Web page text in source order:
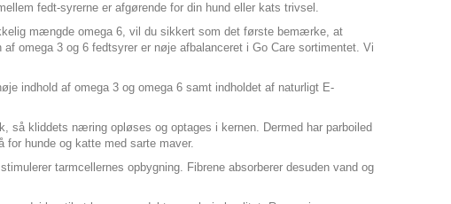
fedt-syrerne er afgørende for din hund eller kats trivsel.
mængde omega 6, vil du sikkert som det første bemærke, at
omega 3 og 6 fedtsyrer er nøje afbalanceret i Go Care sortimentet. Vi
indhold af omega 3 og omega 6 samt indholdet af naturligt E-
så kliddets næring opløses og optages i kernen. Dermed har parboiled
hunde og katte med sarte maver.
tarmcellernes opbygning. Fibrene absorberer desuden vand og